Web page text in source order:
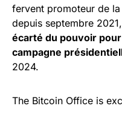
fervent promoteur de
depuis septembre 2021,
écarté du pouvoir
campagne
2024.
The Bitcoin Office is